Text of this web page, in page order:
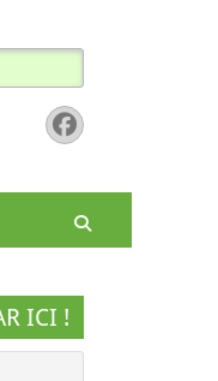
Facebook
ICI !